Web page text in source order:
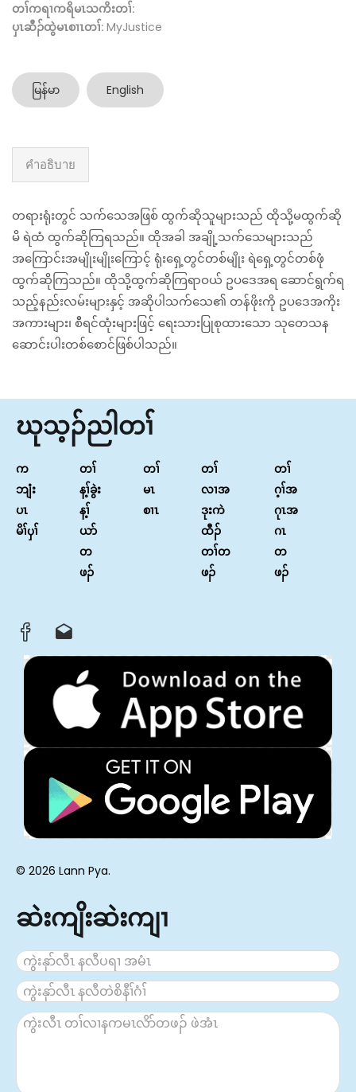
တၢ်ကရၢကရိမၤသကိးတၢ်:
ပှၤဆီၣ်ထွဲမၤစၢၤတၢ်: MyJustice
မြန်မာ English
คำอธิบาย
တရားရုံးတွင် သက်သေအဖြစ် ထွက်ဆိုသူများသည် ထိုသို့မထွက်ဆို
မိ ရဲထံ ထွက်ဆိုကြရသည်။ ထိုအခါ အချို့သက်သေများသည်
အကြောင်းအမျိုးမျိုးကြောင့် ရုံးရှေ့တွင်တစ်မျိုး ရဲရှေ့တွင်တစ်ဖုံ
ထွက်ဆိုကြသည်။ ထိုသို့ထွက်ဆိုကြရာဝယ် ဥပဒေအရ ဆောင်ရွက်ရ
သည့်နည်းလမ်းများနှင့် အဆိုပါသက်သေ၏ တန်ဖိုးကို ဥပဒေအကိုး
အကားများ၊ စီရင်ထုံးများဖြင့် ရေးသားပြုစုထားသော သုတေသန
ဆောင်းပါးတစ်စောင်ဖြစ်ပါသည်။
ဃုသ့ၣ်ညါတၢ်
က
ဘျံး
ပၤ
မိၢ်ၦၢ်
တၢ်
န့ၢ်ခွဲး
န့ၢ်
ယာ်
တ
ဖၣ်
တၢ်
မၤ
စၢၤ
တၢ်
လၢအ
ဒုးကဲ
ထီၣ်
တၢ်တ
ဖၣ်
တၢ်
ဂ့ၢ်အ
ဂုၤအ
ဂၤ
တ
ဖၣ်
© 2026 Lann Pya.
ဆဲးကျိးဆဲးကျၢ